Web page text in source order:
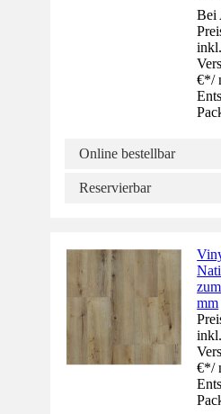
Bei
€*/
Online bestellbar
Reservierbar
mm
€*/